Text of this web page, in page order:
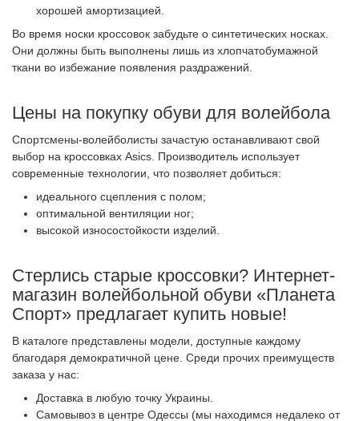
хорошей амортизацией.
Во время носки кроссовок забудьте о синтетических носках.
Они должны быть выполнены лишь из хлопчатобумажной
ткани во избежание появления раздражений.
Цены на покупку обуви для волейбола
Спортсмены-волейболисты зачастую останавливают свой
выбор на кроссовках Asics . Производитель использует
современные технологии, что позволяет добиться:
идеального сцепления с полом;
оптимальной вентиляции ног;
высокой износостойкости изделий.
Стерлись старые кроссовки? Интернет-
магазин волейбольной обуви «Планета
Спорт» предлагает купить новые!
В каталоге представлены модели, доступные каждому
благодаря демократичной цене. Среди прочих преимуществ
заказа у нас:
Доставка в любую точку Украины.
Самовывоз в центре Одессы (мы находимся недалеко от